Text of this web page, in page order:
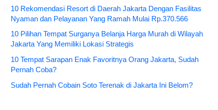
10 Rekomendasi Resort di Daerah Jakarta Dengan Fasilitas
Nyaman dan Pelayanan Yang Ramah Mulai Rp.370.566
10 Pilihan Tempat Surganya Belanja Harga Murah di Wilayah
Jakarta Yang Memiliki Lokasi Strategis
10 Tempat Sarapan Enak Favoritnya Orang Jakarta, Sudah
Pernah Coba?
Sudah Pernah Cobain Soto Terenak di Jakarta Ini Belom?